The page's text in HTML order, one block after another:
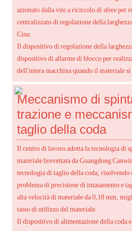
azionato dalla vite a ricircolo di sfere per
centralizzato di regolazione della
Cina.
Il dispositivo di regolazione della
dispositivo di allarme di blocco per
dell'intera macchina quando il materiale si
Meccanismo di
trazione e
taglio della coda
Il centro di lavoro adotta la tecnologia di
materiale brevettata da Guangdong
tecnologia di taglio della coda, risolvendo
problema di precisione di intasamento e
alta velocità di materiale da 0,18 mm,
tasso di utilizzo del materiale.
Il dispositivo di alimentazione della coda